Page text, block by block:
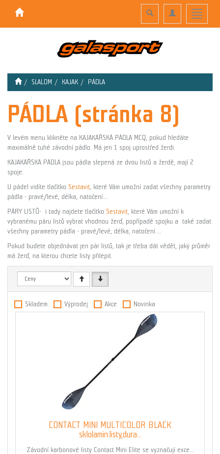
Toggle
Toggle
navigation
Toggle
search
SLALOM KAJAK PÁDLA
PÁDLA (stránka 8)
V levém menu klikněte na KAJAKÁŘSKÁ PÁDLA MCQ, pokud hledáte
maximálně tuhé závodní pádlo. Má jen 1 spoj uprostřed žerdi.
KAJAKÁŘSKÁ PÁDLA jsou pádla slepená ze dvou listů a žerdě, mají 2
spoje.
U pádel vidíte tlačítko Sestavit, které Vám umožní zadat všechny parametry
pádla - pravé/levé, délka, natočení....
PÁRY LISTŮ- i tady najdete tlačítko Sestavit, které Vám umožní k
vybranému páru listů vybrat vhodnou žerď, popřípadě spojku a také zadat
všechny parametry pádla - pravé/levé, délka, natočení....
Pokud budete objednávat jen pár listů, tak je třeba dát vědět, jaký průměr
má žerď, na kterou chcete listy přilepit.
Skladem Výprodej Akce Novinka
CONTACT MINI MULTICOLOR BLACK
sklolamin.listy,dura...
Závodní karbonové listy Contact Mini Elite se vyznačují exce...